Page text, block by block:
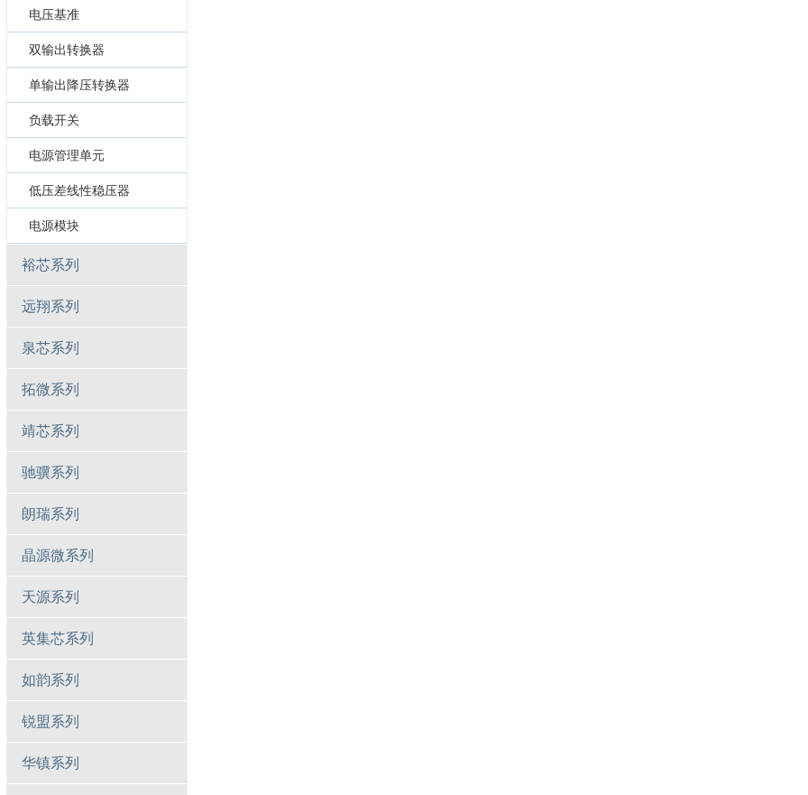
电压基准
双输出转换器
单输出降压转换器
负载开关
电源管理单元
低压差线性稳压器
电源模块
裕芯系列
远翔系列
泉芯系列
拓微系列
靖芯系列
驰骥系列
朗瑞系列
晶源微系列
天源系列
英集芯系列
如韵系列
锐盟系列
华镇系列